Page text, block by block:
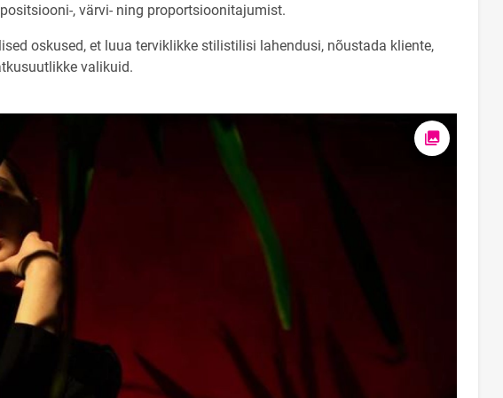
, värvi- ning proportsioonitajumist.
oskused, et luua terviklikke stilistilisi lahendusi, nõustada kliente,
valikuid.
Ava foto